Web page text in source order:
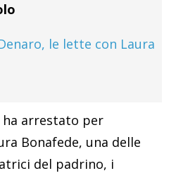
le lette con Laura
arrestato per
Bonafede, una delle
del padrino, i